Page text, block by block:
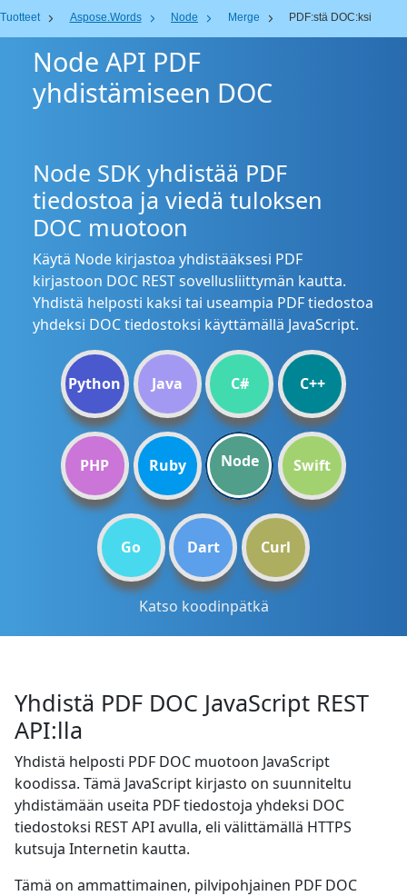
Tuotteet Aspose.Words Node Merge PDF:stä DOC:ksi
Node API PDF
yhdistämiseen DOC
Node SDK yhdistää PDF
tiedostoa ja viedä tuloksen
DOC muotoon
Käytä Node kirjastoa yhdistääksesi PDF
kirjastoon DOC REST sovellusliittymän kautta.
Yhdistä helposti kaksi tai useampia PDF tiedostoa
yhdeksi DOC tiedostoksi käyttämällä JavaScript.
Python Java C# C++
PHP Ruby Node Swift
Go Dart Curl
Katso koodinpätkä
Yhdistä PDF DOC JavaScript REST
API:lla
Yhdistä helposti PDF DOC muotoon JavaScript
koodissa. Tämä JavaScript kirjasto on suunniteltu
yhdistämään useita PDF tiedostoja yhdeksi DOC
tiedostoksi REST API avulla, eli välittämällä HTTPS
kutsuja Internetin kautta.
Tämä on ammattimainen, pilvipohjainen PDF DOC